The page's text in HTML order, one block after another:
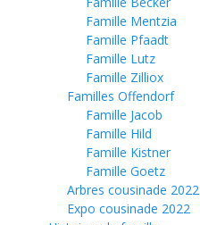
Famille Mentzia
Famille Pfaadt
Famille Lutz
Famille Zilliox
Familles Offendorf
Famille Jacob
Famille Hild
Famille Kistner
Famille Goetz
Arbres cousinade 2022
Expo cousinade 2022